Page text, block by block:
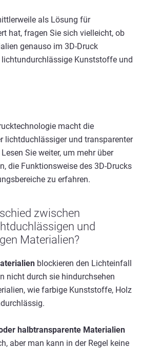
als Lösung für
hat, fragen Sie sich vielleicht, ob
genauso im 3D-Druck
Kunststoffe und
macht die
lichtduchlässiger und transparenter
Sie weiter, um mehr über
die Funktionsweise des 3D-Drucks
zu erfahren.
zwischen
und
Materialien?
blockieren den Lichteinfall
nicht durch sie hindurchsehen
wie farbige Kunststoffe, Holz
halbtransparente Materialien
aber man kann in der Regel keine